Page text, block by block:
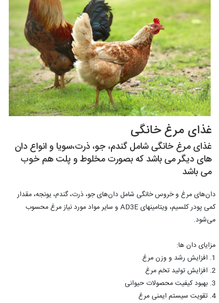
غذای مرغ خانگی
غذای مرغ خانگی شامل گندم، جو، ذرت،سویا و انواع دان
های دیگر می باشد که بصورت مخلوط و پلت هم خوب
می باشد
دان‌های مرغ و خروس خانگی شامل دان‌های جو، ذرت، گندم، یونجه، مقدار
کمی پودر کلسیم، ویتامینهای AD3E و سایر مواد مورد نیاز مرغ محسوب
می‌شود.
مزایای دان ها:
1. افزایش رشد و وزن مرغ
2. افزایش تولید تخم مرغ
3. بهبود کیفیت محصولات حیوانی
4. تقویت سیستم ایمنی مرغ